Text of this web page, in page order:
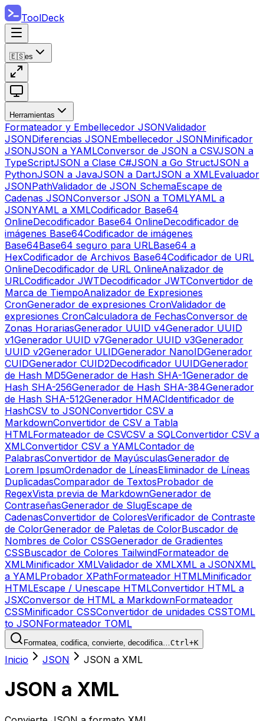
ToolDeck
🇪🇸es
Herramientas
Formateador y Embellecedor JSONValidador
JSONDiferencias JSONEmbellecedor JSONMinificador
JSONJSON a YAMLConversor de JSON a CSVJSON a
TypeScriptJSON a Clase C#JSON a Go StructJSON a
PythonJSON a JavaJSON a DartJSON a XMLEvaluador
JSONPathValidador de JSON SchemaEscape de
Cadenas JSONConversor JSON a TOMLYAML a
JSONYAML a XMLCodificador Base64
OnlineDecodificador Base64 OnlineDecodificador de
imágenes Base64Codificador de imágenes
Base64Base64 seguro para URLBase64 a
HexCodificador de Archivos Base64Codificador de URL
OnlineDecodificador de URL OnlineAnalizador de
URLCodificador JWTDecodificador JWTConvertidor de
Marca de TiempoAnalizador de Expresiones
CronGenerador de expresiones CronValidador de
expresiones CronCalculadora de FechasConversor de
Zonas HorariasGenerador UUID v4Generador UUID
v1Generador UUID v7Generador UUID v3Generador
UUID v2Generador ULIDGenerador NanoIDGenerador
CUIDGenerador CUID2Decodificador UUIDGenerador
de Hash MD5Generador de Hash SHA-1Generador de
Hash SHA-256Generador de Hash SHA-384Generador
de Hash SHA-512Generador HMACIdentificador de
HashCSV to JSONConvertidor CSV a
MarkdownConvertidor de CSV a Tabla
HTMLFormateador de CSVCSV a SQLConvertidor CSV a
XMLConvertidor CSV a YAMLContador de
PalabrasConvertidor de MayúsculasGenerador de
Lorem IpsumOrdenador de LíneasEliminador de Líneas
DuplicadasComparador de TextosProbador de
RegexVista previa de MarkdownGenerador de
ContraseñasGenerador de SlugEscape de
CadenasConvertidor de ColoresVerificador de Contraste
de ColorGenerador de Paletas de ColorBuscador de
Nombres de Color CSSGenerador de Gradientes
CSSBuscador de Colores TailwindFormateador de
XMLMinificador XMLValidador de XMLXML a JSONXML
a YAMLProbador XPathFormateador HTMLMinificador
HTMLEscape / Unescape HTMLConvertidor HTML a
JSXConversor de HTML a MarkdownFormateador
CSSMinificador CSSConvertidor de unidades CSSTOML
to JSONFormateador TOML
Formatea, codifica, convierte, decodifica…Ctrl+K
Inicio JSON JSON a XML
JSON a XML